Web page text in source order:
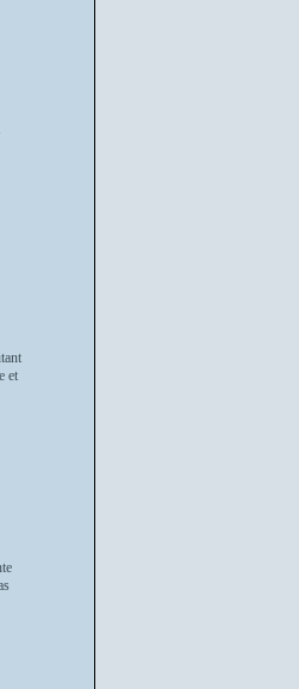
et